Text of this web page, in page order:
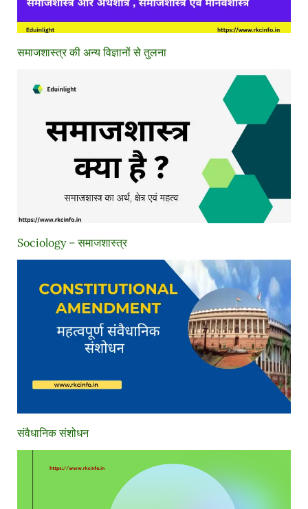
समाजशास्त्र की अन्य विज्ञानों से तुलना
Sociology – समाजशास्त्र
संवैधानिक संशोधन